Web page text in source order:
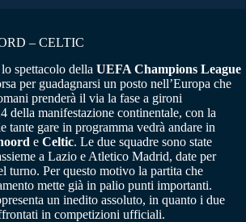
– CELTIC
spettacolo della UEFA Champions League
per guadagnarsi un posto nell’Europa che
prenderà il via la fase a gironi
della manifestazione continentale, con la
tante gare in programma vedrà andare in
e Celtic. Le due squadre sono state
a Lazio e Atletico Madrid, date per
turno. Per questo motivo la partita che
mette già in palio punti importanti.
un inedito assoluto, in quanto i due
in competizioni ufficiali.